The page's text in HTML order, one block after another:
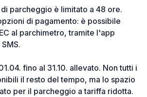
parcheggio è limitato a 48 ore.
di pagamento: è possibile
al parchimetro, tramite l'app
fino al 31.10. allevato. Non tutti i
il resto del tempo, ma lo spazio
per il parcheggio a tariffa ridotta.